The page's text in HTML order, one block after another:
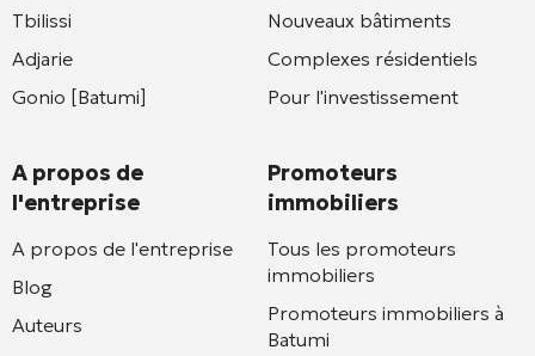
Tbilissi
Adjarie
Gonio [Batumi]
A propos de
l'entreprise
A propos de l'entreprise
Blog
Auteurs
Nouveaux bâtiments
Complexes résidentiels
Pour l'investissement
Promoteurs
immobiliers
Tous les promoteurs
immobiliers
Promoteurs immobiliers à
Batumi